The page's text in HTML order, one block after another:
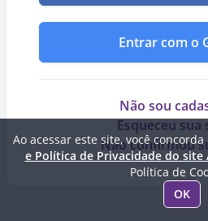
Entrar com o
Não sou
Esqueceu sua
Não confirmou
Ao acessar este site, você concorda
e Política de Privacidade do site
Política de
OK